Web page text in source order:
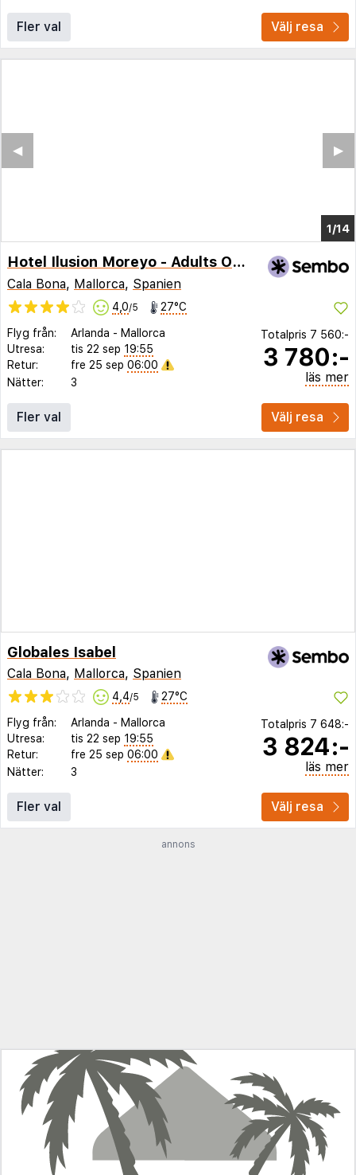
Fler val Välj resa
1/7
▶︎
◀︎
Hotel Ilusion Moreyo - Adults Only
Cala Bona, Mallorca, Spanien
4,0/5 27°C
Flyg från: Arlanda - Mallorca
Utresa:
tis 22 sep 19:55
Retur:
fre 25 sep 06:00
Nätter:
3
Totalpris 7 560:-
3 780:-
läs mer
Fler val Välj resa
Globales Isabel
Cala Bona, Mallorca, Spanien
4,4/5 27°C
Flyg från: Arlanda - Mallorca
Utresa:
tis 22 sep 19:55
Retur:
fre 25 sep 06:00
Nätter:
3
Totalpris 7 648:-
3 824:-
läs mer
Fler val Välj resa
annons